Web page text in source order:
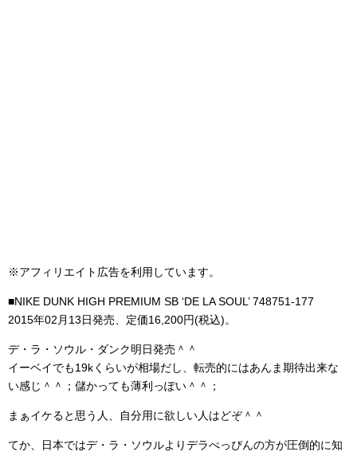
※アフィリエイト広告を利用しています。
■NIKE DUNK HIGH PREMIUM SB ‘DE LA SOUL’ 748751-177
2015年02月13日発売、定価16,200円(税込)。
デ・ラ・ソウル・ダンク明日発売＾＾
イーベイでも19kくらいが相場だし、転売的にはあんま期待出来な
い感じ＾＾；儲かっても薄利っぽい＾＾；
まぁイケると思う人、自分用に欲しい人はどぞ＾＾
てか、日本ではデ・ラ・ソウルよりデラべっぴんの方が圧倒的に知